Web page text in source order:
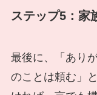
ステップ5：家
最後に、「あり
のことは頼む」